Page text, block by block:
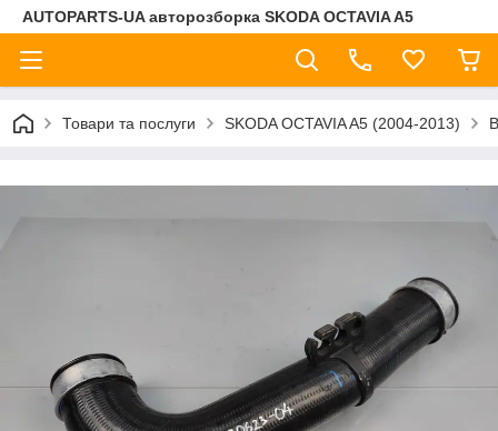
AUTOPARTS-UA авторозборка SKODA OCTAVIA A5
Товари та послуги SKODA OCTAVIA A5 (2004-2013)